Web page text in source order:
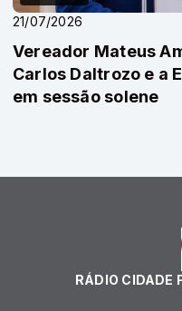
21/07/2026
Vereador Mateus
Carlos Daltrozo e a
em sessão solene
RÁDIO CIDADE